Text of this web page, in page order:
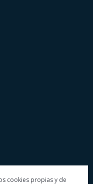
cookies propias y de